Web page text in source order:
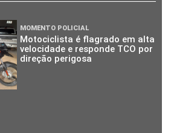
MOMENTO POLICIAL
Motociclista é flagrado em alta
velocidade e responde TCO por
direção perigosa